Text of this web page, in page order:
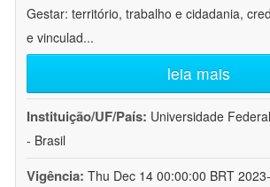
Gestar: território, trabalho e cidadania,
e vinculad...
leia mais
Instituição/UF/País: Universidade
- Brasil
Vigência: Thu Dec 14 00:00:00 BRT